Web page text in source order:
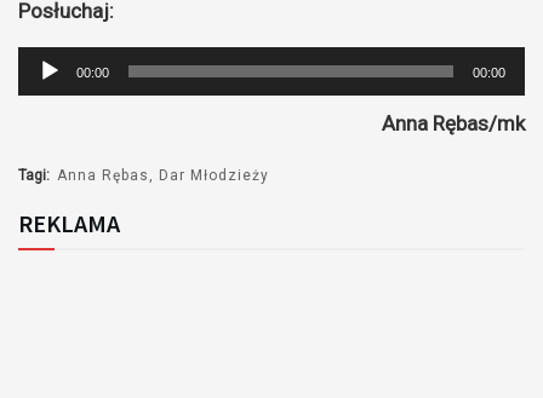
Posłuchaj:
Odtwarzacz
plików
00:00 00:00
Anna Rębas/mk
Tagi: Anna Rębas Dar Młodzieży
REKLAMA